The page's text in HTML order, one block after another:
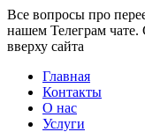
Все вопросы про
нашем Телеграм чате.
вверху сайта
Главная
Контакты
О нас
Услуги